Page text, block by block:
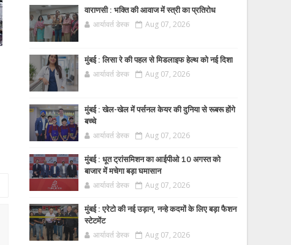
वाराणसी : भक्ति की आवाज में स्त्री का प्रतिरोध
आर्यावर्त डेस्क Aug 07, 2026
मुंबई : लिसा रे की पहल से मिडलाइफ हेल्थ को नई दिशा
आर्यावर्त डेस्क Aug 07, 2026
मुंबई : खेल-खेल में पर्सनल केयर की दुनिया से रूबरू होंगे
बच्चे
आर्यावर्त डेस्क Aug 07, 2026
मुंबई : धूत ट्रांसमिशन का आईपीओ 10 अगस्त को
बाजार में मचेगा बड़ा घमासान
आर्यावर्त डेस्क Aug 07, 2026
मुंबई : एरेटो की नई उड़ान, नन्हे कदमों के लिए बड़ा फैशन
स्टेटमेंट
आर्यावर्त डेस्क Aug 07, 2026